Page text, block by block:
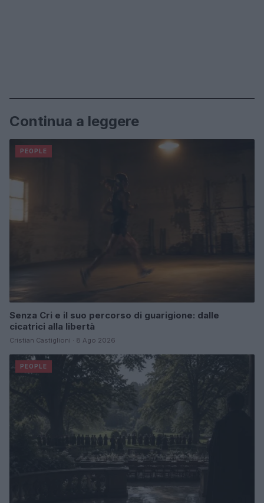
Continua a leggere
PEOPLE
Senza Cri e il suo percorso di guarigione: dalle
cicatrici alla libertà
Cristian Castiglioni · 8 Ago 2026
PEOPLE